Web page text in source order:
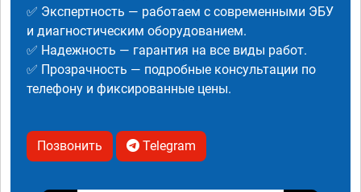
✅ Экспертность — работаем с современными ЭБУ
и диагностическим оборудованием.
✅ Надежность — гарантия на все виды работ.
✅ Прозрачность — подробные консультации по
телефону и фиксированные цены.
Позвонить Telegram